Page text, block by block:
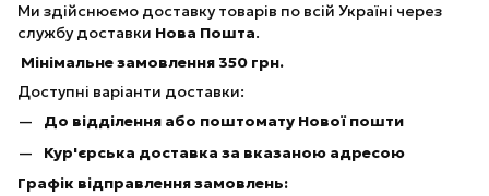
Ми здійснюємо доставку товарів по всій Україні через
службу доставки Нова Пошта.
Мінімальне замовлення 350 грн.
Доступні варіанти доставки:
До відділення або поштомату Нової пошти
Кур'єрська доставка за вказаною адресою
Графік відправлення замовлень: